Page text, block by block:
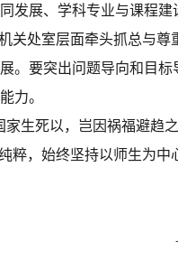
发展、学科专业与课程
关处室层面牵头抓总与
。要突出问题导向和目
力。
家生死以，岂因祸福避趋
粹，始终坚持以师生为